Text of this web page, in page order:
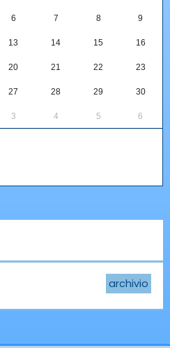
6 7 8 9
13 14 15 16
20 21 22 23
27 28 29 30
3 4 5 6
archivio